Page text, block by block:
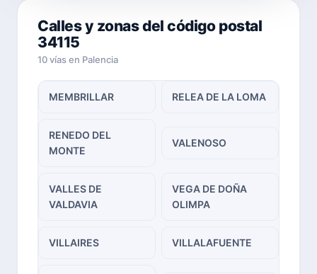
Calles y zonas del código postal
34115
10 vías en Palencia
MEMBRILLAR RELEA DE LA LOMA
RENEDO DEL
MONTE
VALENOSO
VALLES DE
VALDAVIA
VEGA DE DOÑA
OLIMPA
VILLAIRES VILLALAFUENTE